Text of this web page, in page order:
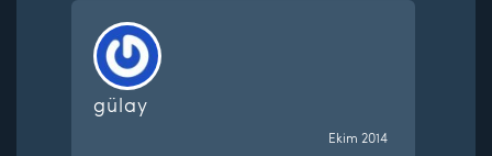
gülay
Ekim 2014